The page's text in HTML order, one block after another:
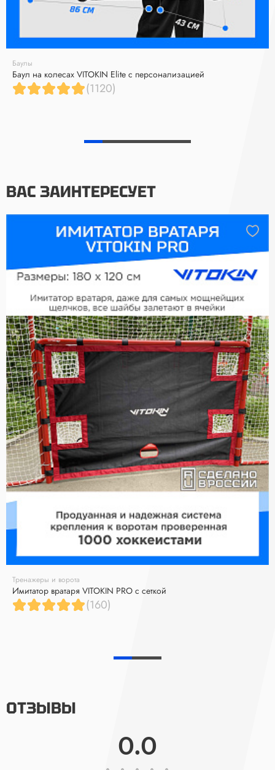
Баулы
Баул на колесах VITOKIN Elite с персонализацией
(1120)
ВАС ЗАИНТЕРЕСУЕТ
Тренажеры и ворота
Имитатор вратаря VITOKIN PRO с сеткой
(160)
ОТЗЫВЫ
0.0